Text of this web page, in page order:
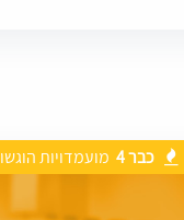
כבר 4 מועמדויות הוגשו